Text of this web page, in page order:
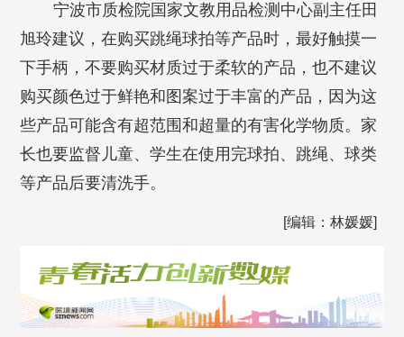
宁波市质检院国家文教用品检测中心副主任田
旭玲建议，在购买跳绳球拍等产品时，最好触摸一
下手柄，不要购买材质过于柔软的产品，也不建议
购买颜色过于鲜艳和图案过于丰富的产品，因为这
些产品可能含有超范围和超量的有害化学物质。家
长也要监督儿童、学生在使用完球拍、跳绳、球类
等产品后要清洗手。
[编辑：林媛媛]